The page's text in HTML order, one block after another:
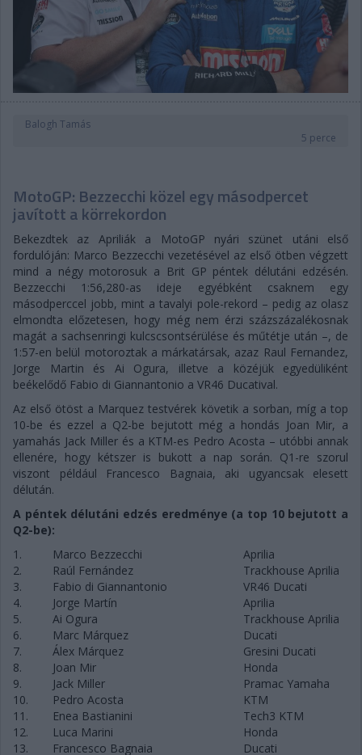
Balogh Tamás
5 perce
MotoGP: Bezzecchi közel egy másodpercet
javított a körrekordon
Bekezdtek az Apriliák a MotoGP nyári szünet utáni első
fordulóján: Marco Bezzecchi vezetésével az első ötben végzett
mind a négy motorosuk a Brit GP péntek délutáni edzésén.
Bezzecchi 1:56,280-as ideje egyébként csaknem egy
másodperccel jobb, mint a tavalyi pole-rekord – pedig az olasz
elmondta előzetesen, hogy még nem érzi százszázalékosnak
magát a sachsenringi kulcscsontsérülése és műtétje után –, de
1:57-en belül motoroztak a márkatársak, azaz Raul Fernandez,
Jorge Martin és Ai Ogura, illetve a közéjük egyedüliként
beékelődő Fabio di Giannantonio a VR46 Ducatival.
Az első ötöst a Marquez testvérek követik a sorban, míg a top
10-be és ezzel a Q2-be bejutott még a hondás Joan Mir, a
yamahás Jack Miller és a KTM-es Pedro Acosta – utóbbi annak
ellenére, hogy kétszer is bukott a nap során. Q1-re szorul
viszont például Francesco Bagnaia, aki ugyancsak elesett
délután.
A péntek délutáni edzés eredménye (a top 10 bejutott a
Q2-be):
1.
Marco Bezzecchi
Aprilia
2.
Raúl Fernández
Trackhouse Aprilia
3.
Fabio di Giannantonio
VR46 Ducati
4.
Jorge Martín
Aprilia
5.
Ai Ogura
Trackhouse Aprilia
6.
Marc Márquez
Ducati
7.
Álex Márquez
Gresini Ducati
8.
Joan Mir
Honda
9.
Jack Miller
Pramac Yamaha
10.
Pedro Acosta
KTM
11.
Enea Bastianini
Tech3 KTM
12.
Luca Marini
Honda
13.
Francesco Bagnaia
Ducati